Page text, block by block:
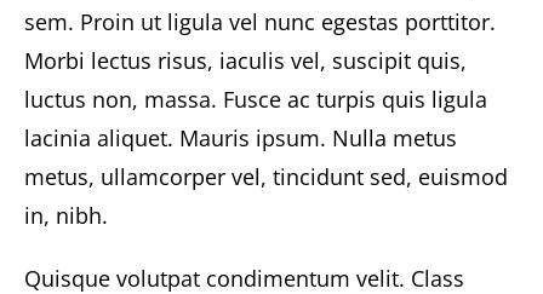
sem. Proin ut ligula vel nunc egestas porttitor.
Morbi lectus risus, iaculis vel, suscipit quis,
luctus non, massa. Fusce ac turpis quis ligula
lacinia aliquet. Mauris ipsum. Nulla metus
metus, ullamcorper vel, tincidunt sed, euismod
in, nibh.
Quisque volutpat condimentum velit. Class